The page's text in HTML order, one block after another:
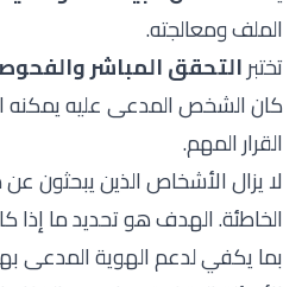
الملف ومعالجته.
تختبرالتحقق المباشر
كان الشخص المدعى عليه يمكنه
القرار المهم.
لا يزال الأشخاص الذين يبحثون
الخاطئة. الهدف هو تحديد ما إذا
بما يكفي لدعم الهوية المدعى